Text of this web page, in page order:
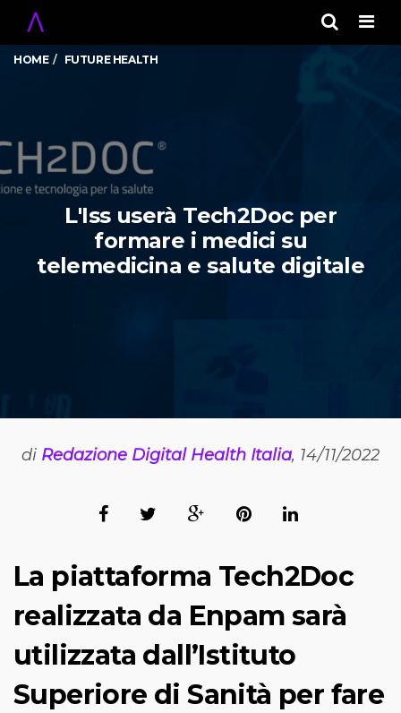
HOME FUTURE HEALTH
L'Iss userà Tech2Doc per
formare i medici su
telemedicina e salute digitale
di Redazione Digital Health Italia, 14/11/2022
La piattaforma Tech2Doc
realizzata da Enpam sarà
utilizzata dall’Istituto
Superiore di Sanità per fare